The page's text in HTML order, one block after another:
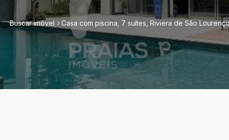
Buscar imóvel Casa com piscina, 7 suítes, Riviera de São Lourenço